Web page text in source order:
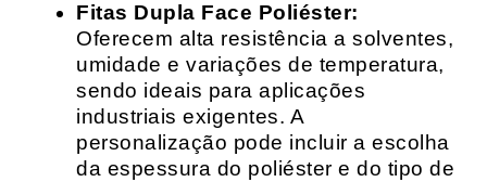
Fitas Dupla Face Poliéster:
Oferecem alta resistência a solventes,
umidade e variações de temperatura,
sendo ideais para aplicações
industriais exigentes. A
personalização pode incluir a escolha
da espessura do poliéster e do tipo de